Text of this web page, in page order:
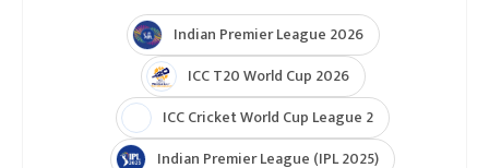
Indian Premier League 2026
ICC T20 World Cup 2026
ICC Cricket World Cup League 2
Indian Premier League (IPL 2025)